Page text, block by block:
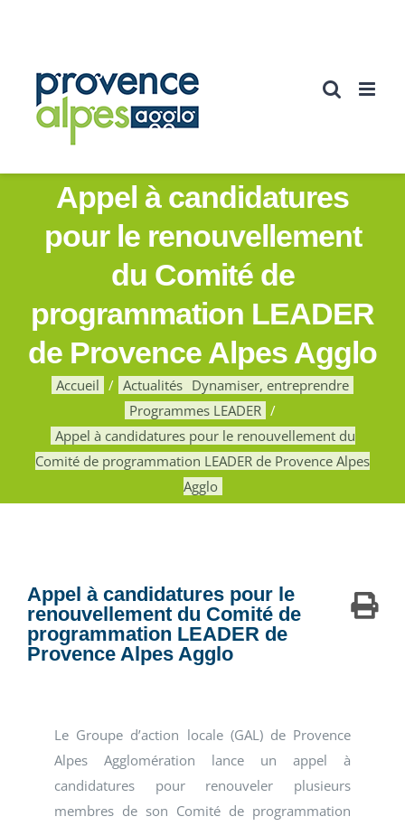
Appel à candidatures
pour le renouvellement
du Comité de
programmation LEADER
de Provence Alpes Agglo
Accueil Actualités Dynamiser, entreprendre
Programmes LEADER
Appel à candidatures pour le renouvellement du
Comité de programmation LEADER de Provence Alpes
Agglo
Appel à candidatures pour le
renouvellement du Comité de
programmation LEADER de
Provence Alpes Agglo
Le Groupe d’action locale (GAL) de Provence
Alpes Agglomération lance un appel à
candidatures pour renouveler plusieurs
membres de son Comité de programmation